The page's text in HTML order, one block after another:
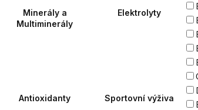
Minerály a
Multiminerály
Elektrolyty
Antioxidanty Sportovní výživa